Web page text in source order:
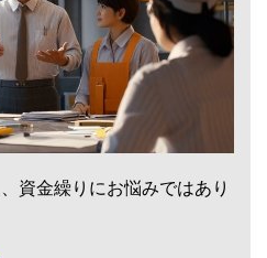
資金繰りにお悩みではあり